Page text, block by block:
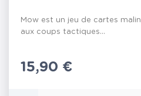
Mow est un jeu de cartes
aux coups tactiques...
Prix
15,90 €